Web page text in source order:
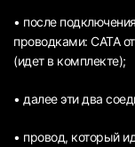
• после
проводками: САТА
(идет в комплекте);
• далее эти два
• провод, который